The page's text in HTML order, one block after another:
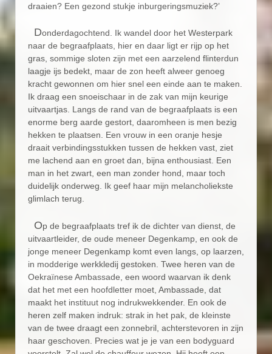
draaien? Een gezond stukje inburgeringsmuziek?’
Donderdagochtend. Ik wandel door het Westerpark
naar de begraafplaats, hier en daar ligt er rijp op het
gras, sommige sloten zijn met een aarzelend flinterdun
laagje ijs bedekt, maar de zon heeft alweer genoeg
kracht gewonnen om hier snel een einde aan te maken.
Ik draag een snoeischaar in de zak van mijn keurige
uitvaartjas. Langs de rand van de begraafplaats is een
enorme berg aarde gestort, daaromheen is men bezig
hekken te plaatsen. Een vrouw in een oranje hesje
draait verbindingsstukken tussen de hekken vast, ziet
me lachend aan en groet dan, bijna enthousiast. Een
man in het zwart, een man zonder hond, maar toch
duidelijk onderweg. Ik geef haar mijn melancholiekste
glimlach terug.
Op de begraafplaats tref ik de dichter van dienst, de
uitvaartleider, de oude meneer Degenkamp, en ook de
jonge meneer Degenkamp komt even langs, op laarzen,
in modderige werkkledij gestoken. Twee heren van de
Oekraïnese Ambassade, een woord waarvan ik denk
dat het met een hoofdletter moet, Ambassade, dat
maakt het instituut nog indrukwekkender. En ook de
heren zelf maken indruk: strak in het pak, de kleinste
van de twee draagt een zonnebril, achterstevoren in zijn
haar geschoven. Precies wat je je van een bodyguard